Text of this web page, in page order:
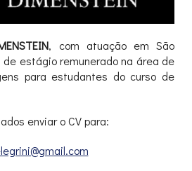
, com atuação em São
de estágio remunerado na área de
para estudantes do curso de
enviar o CV para: